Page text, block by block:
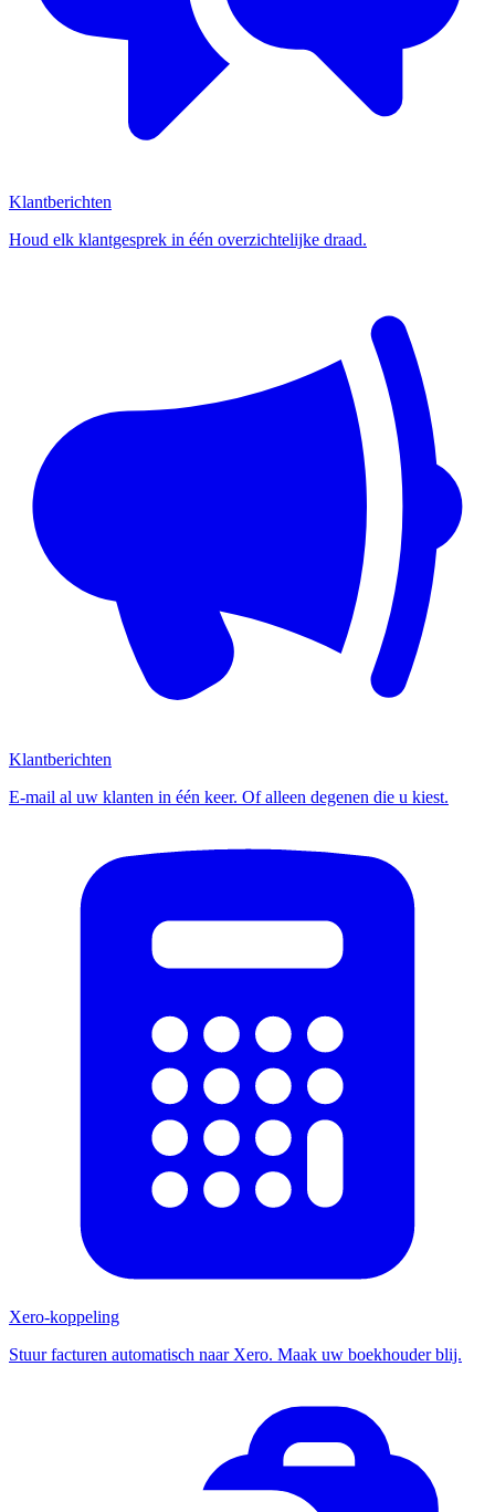
Klantberichten
Houd elk klantgesprek in één overzichtelijke draad.
Klantberichten
E-mail al uw klanten in één keer. Of alleen degenen die u kiest.
Xero-koppeling
Stuur facturen automatisch naar Xero. Maak uw boekhouder blij.